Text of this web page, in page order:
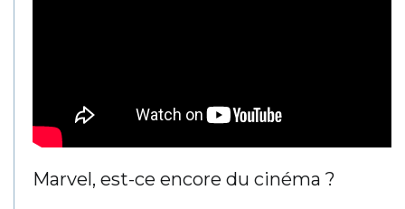
Marvel, est-ce encore du cinéma ?